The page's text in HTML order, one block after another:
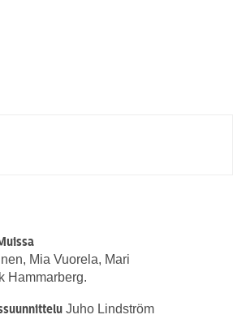
Mia Vuorela, Mari
Hammarberg.
Juho Lindström